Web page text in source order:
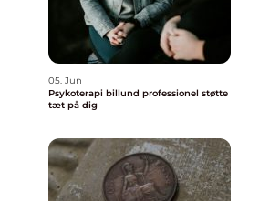
05. Jun
Psykoterapi billund professionel støtte
tæt på dig